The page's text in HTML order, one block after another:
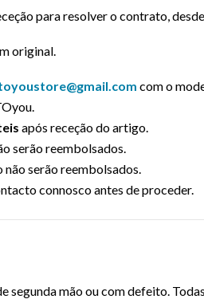
para resolver o contrato,
original.
com o
após receção do artigo.
serão reembolsados.
não serão reembolsados.
connosco antes de proceder.
mão ou com defeito.